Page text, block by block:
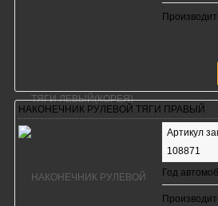
НАКОНЕЧНИК РУЛЕВОЙ ТЯГИ ПРАВЫЙ
Артикул
108871
Год